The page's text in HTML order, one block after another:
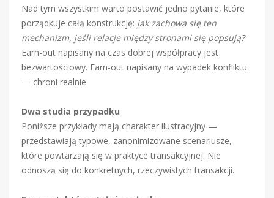
Nad tym wszystkim warto postawić jedno pytanie, które
porządkuje całą konstrukcję: jak zachowa się ten
mechanizm, jeśli relacje między stronami się popsują?
Earn-out napisany na czas dobrej współpracy jest
bezwartościowy. Earn-out napisany na wypadek konfliktu
— chroni realnie.
Dwa studia przypadku
Poniższe przykłady mają charakter ilustracyjny —
przedstawiają typowe, zanonimizowane scenariusze,
które powtarzają się w praktyce transakcyjnej. Nie
odnoszą się do konkretnych, rzeczywistych transakcji.